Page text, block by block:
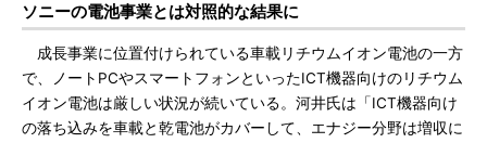
ソニーの電池事業とは対照的な結果に
成長事業に位置付けられている車載リチウムイオン電池の一方
で、ノートPCやスマートフォンといったICT機器向けのリチウム
イオン電池は厳しい状況が続いている。河井氏は「ICT機器向け
の落ち込みを車載と乾電池がカバーして、エナジー分野は増収に